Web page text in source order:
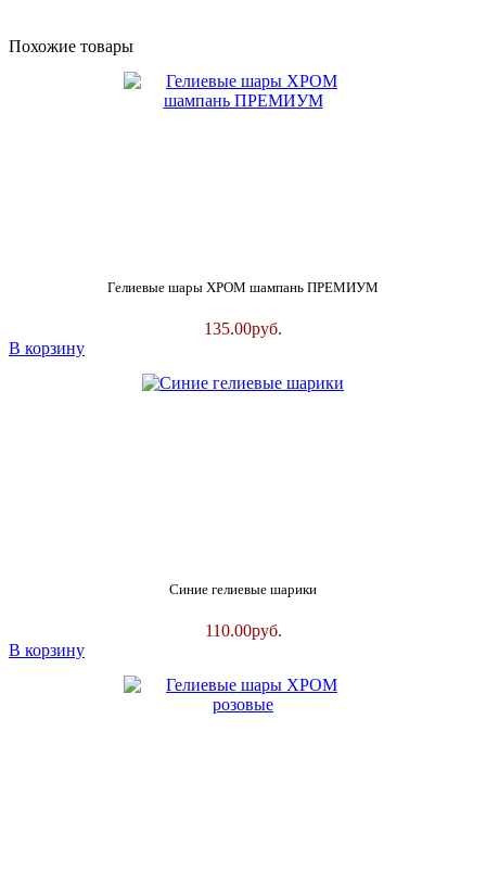
Похожие товары
Гелиевые шары ХРОМ шампань ПРЕМИУМ
135.00руб.
В корзину
Синие гелиевые шарики
110.00руб.
В корзину